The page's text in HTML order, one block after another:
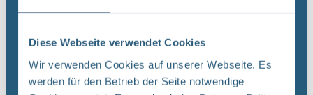
Diese Webseite verwendet Cookies
Wir verwenden Cookies auf unserer Webseite. Es
werden für den Betrieb der Seite notwendige
Schließzeiten Infostellen Oktober/November
2019